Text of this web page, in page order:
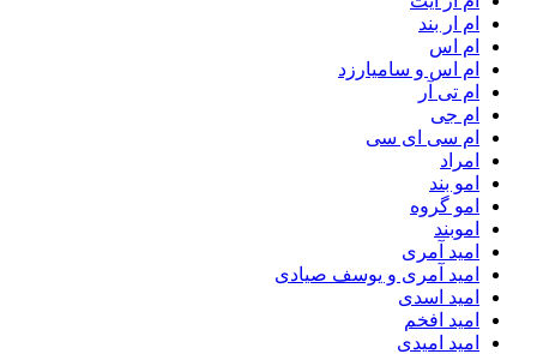
ام‌ ار بند
ام اس
ام اس و سامیارزد
ام تی آر
ام جی
ام سی ای سی
امراد
امو بند
امو گروه
اموبند
امید آمری
امید آمری و یوسف صیادی
امید اسدی
امید افخم
امید امیدی